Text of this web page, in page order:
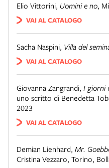
Elio Vittorini, Uomini e no,
VAI AL CATALOGO
Sacha Naspini, Villa del
VAI AL CATALOGO
Giovanna Zangrandi, I giorni
uno scritto di Benedetta
2023
VAI AL CATALOGO
Demian Lienhard, Mr.
Cristina Vezzaro, Torino,